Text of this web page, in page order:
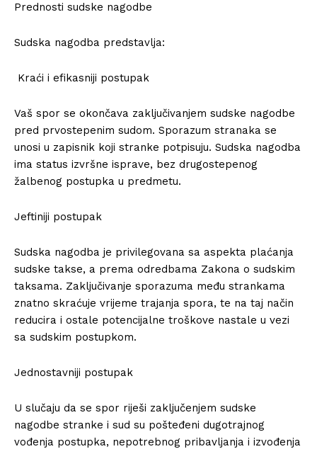
Prednosti sudske nagodbe
Sudska nagodba predstavlja:
Kraći i efikasniji postupak
Vaš spor se okončava zaključivanjem sudske nagodbe
pred prvostepenim sudom. Sporazum stranaka se
unosi u zapisnik koji stranke potpisuju. Sudska nagodba
ima status izvršne isprave, bez drugostepenog
žalbenog postupka u predmetu.
Jeftiniji postupak
Sudska nagodba je privilegovana sa aspekta plaćanja
sudske takse, a prema odredbama Zakona o sudskim
taksama. Zaključivanje sporazuma među strankama
znatno skraćuje vrijeme trajanja spora, te na taj način
reducira i ostale potencijalne troškove nastale u vezi
sa sudskim postupkom.
Jednostavniji postupak
U slučaju da se spor riješi zaključenjem sudske
nagodbe stranke i sud su pošteđeni dugotrajnog
vođenja postupka, nepotrebnog pribavljanja i izvođenja